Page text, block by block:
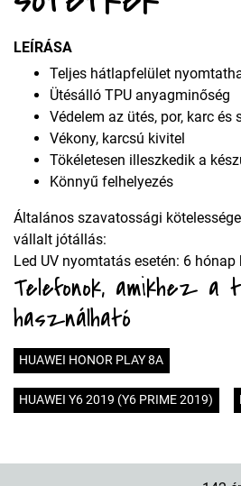
LEÍRÁSA
Teljes hátlapfelület
Ütésálló TPU anyagminőség
Védelem az ütés, por, karc és
Vékony, karcsú kivitel
Tökéletesen illeszkedik a
Könnyű felhelyezés
Általános szavatossági
vállalt jótállás:
Led UV nyomtatás esetén: 6
Telefonok, amikhez a
használható
HUAWEI HONOR PLAY 8A
HUAWEI Y6 2019 (Y6 PRIME 2019)